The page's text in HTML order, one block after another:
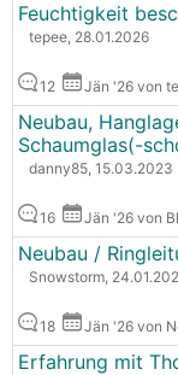
Feuchtigkeit
tepee, 28.01.2026
12 Jän '26 von
Neubau,
Schaumglas(-
danny85, 15.03.2023
16 Jän '26 von
Neubau /
Snowstorm,
18 Jän '26 von
Erfahrung mit